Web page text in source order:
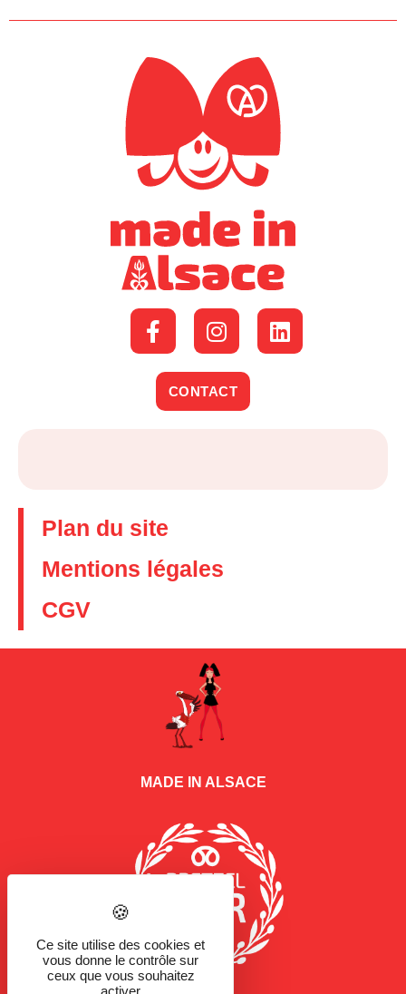
CONTACT
Plan du site
Mentions légales
CGV
MADE IN ALSACE
Ce site utilise des cookies et
vous donne le contrôle sur
ceux que vous souhaitez
activer